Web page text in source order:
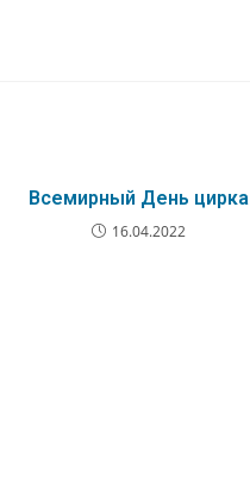
Всемирный День цирка
16.04.2022